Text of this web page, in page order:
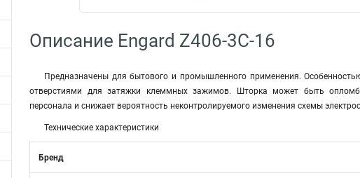
Описание Engard Z406-3C-16
Предназначены для бытового и промышленного применения.
отверстиями для затяжки клеммных зажимов. Шторка может быть
персонала и снижает вероятность неконтролируемого изменения схемы
Технические характеристики
Бренд